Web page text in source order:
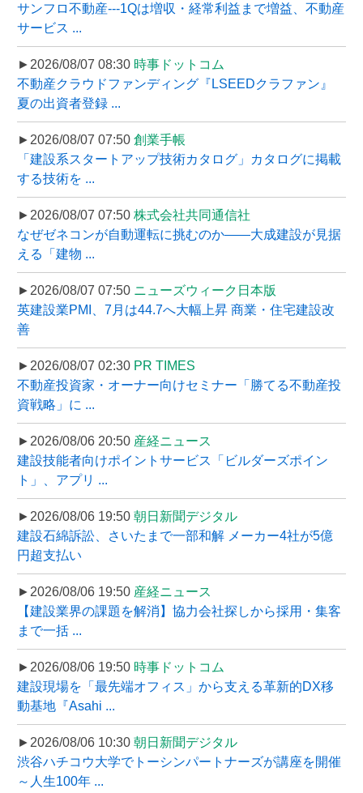
サンフロ不動産---1Qは増収・経常利益まで増益、不動産
サービス ...
►2026/08/07 08:30 時事ドットコム
不動産クラウドファンディング『LSEEDクラファン』
夏の出資者登録 ...
►2026/08/07 07:50 創業手帳
「建設系スタートアップ技術カタログ」カタログに掲載
する技術を ...
►2026/08/07 07:50 株式会社共同通信社
なぜゼネコンが自動運転に挑むのか――大成建設が見据
える「建物 ...
►2026/08/07 07:50 ニューズウィーク日本版
英建設業PMI、7月は44.7へ大幅上昇 商業・住宅建設改
善
►2026/08/07 02:30 PR TIMES
不動産投資家・オーナー向けセミナー「勝てる不動産投
資戦略」に ...
►2026/08/06 20:50 産経ニュース
建設技能者向けポイントサービス「ビルダーズポイン
ト」、アプリ ...
►2026/08/06 19:50 朝日新聞デジタル
建設石綿訴訟、さいたまで一部和解 メーカー4社が5億
円超支払い
►2026/08/06 19:50 産経ニュース
【建設業界の課題を解消】協力会社探しから採用・集客
まで一括 ...
►2026/08/06 19:50 時事ドットコム
建設現場を「最先端オフィス」から支える革新的DX移
動基地『Asahi ...
►2026/08/06 10:30 朝日新聞デジタル
渋谷ハチコウ大学でトーシンパートナーズが講座を開催
～人生100年 ...